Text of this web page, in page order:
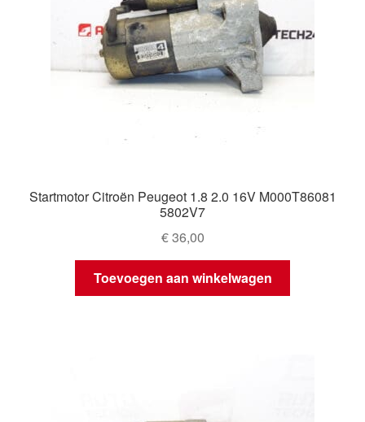
Startmotor Citroën Peugeot 1.8 2.0 16V M000T86081
5802V7
€36,00
Toevoegen aan winkelwagen